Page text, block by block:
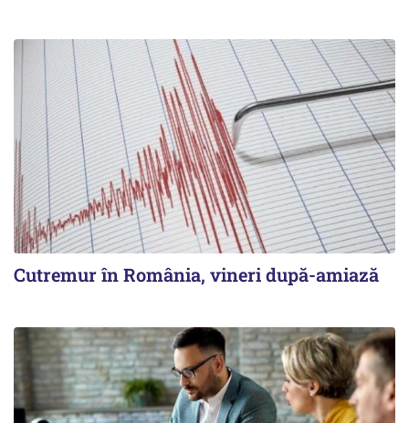
Cutremur în România, vineri după-amiază